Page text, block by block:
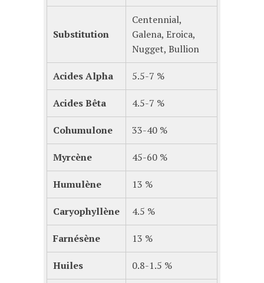
Substitution
Centennial,
Galena, Eroica,
Nugget, Bullion
Acides Alpha 5.5-7 %
Acides Bêta 4.5-7 %
Cohumulone 33-40 %
Myrcène 45-60 %
Humulène 13 %
Caryophyllène 4.5 %
Farnésène 13 %
Huiles 0.8-1.5 %